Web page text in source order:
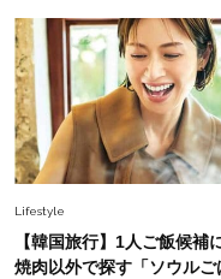
ーレス
Lifestyle
「人間、
上野千鶴
【ジェ
26年夏
慣！「
Lifestyle
【韓国旅行】1人ご飯候補
焼肉以外で探す「ソウルご